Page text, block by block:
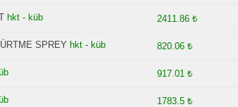
hkt - küb 2411.86 ₺
SPREY hkt - küb 820.06 ₺
917.01 ₺
1783.5 ₺